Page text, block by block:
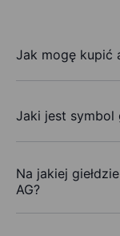
Jak mogę kupić
Jaki jest symbol
Na jakiej
AG?